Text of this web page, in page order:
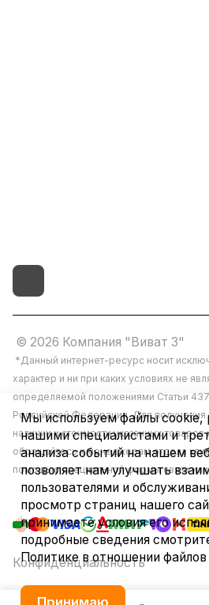
© 2026 Компания "Виват 3"
*Данный интернет-ресурс носит
характер и ни при каких условиях не
определяемой положениями Статьи
Российской Федерации. Для
наличии и стоимости указанных товаров
обращайтесь к менеджерам отдела
помощью специальной формы связи
Конфиденциальность
Мы используем файлы cookie,
нашими специалистами и
анализа событий на нашем
позволяет нам улучшать
пользователями и
просмотр страниц нашего
принимаете условия его
подробные сведения
Политике в отношении файлов
Принимаю